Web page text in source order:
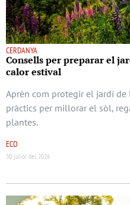
CERDANYA
Consells per preparar el
calor estival
Aprèn com protegir el jardí
pràctics per millorar el sòl,
plantes.
ECO
30 juliol del 2026